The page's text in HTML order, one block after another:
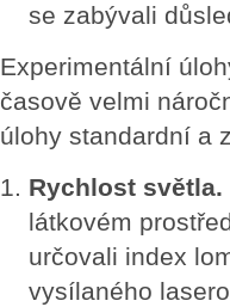
se zabývali
Experimentální
časově velmi
úlohy standardní a
Rychlost světla.
látkovém
určovali index
vysílaného